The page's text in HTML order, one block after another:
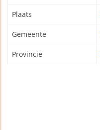
Plaats
Gemeente
Provincie